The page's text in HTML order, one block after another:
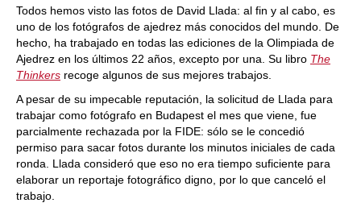
Todos hemos visto las fotos de David Llada: al fin y al cabo, es
uno de los fotógrafos de ajedrez más conocidos del mundo. De
hecho, ha trabajado en todas las ediciones de la Olimpiada de
Ajedrez en los últimos 22 años, excepto por una. Su libro The
Thinkers recoge algunos de sus mejores trabajos.
A pesar de su impecable reputación, la solicitud de Llada para
trabajar como fotógrafo en Budapest el mes que viene, fue
parcialmente rechazada por la FIDE: sólo se le concedió
permiso para sacar fotos durante los minutos iniciales de cada
ronda. Llada consideró que eso no era tiempo suficiente para
elaborar un reportaje fotográfico digno, por lo que canceló el
trabajo.